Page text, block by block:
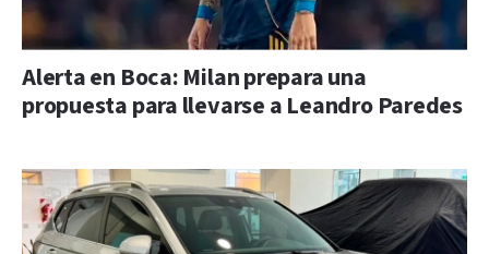
Alerta en Boca: Milan prepara una
propuesta para llevarse a Leandro Paredes